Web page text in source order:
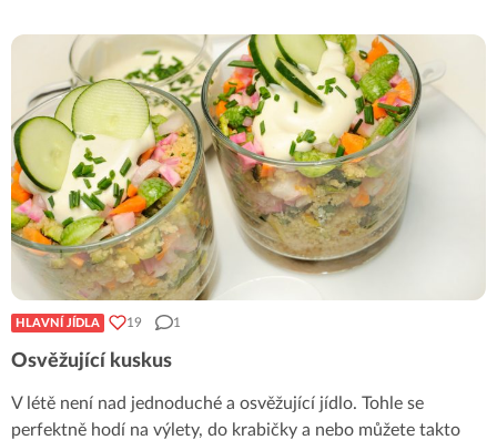
HLAVNÍ JÍDLA 19 1
Osvěžující kuskus
V létě není nad jednoduché a osvěžující jídlo. Tohle se
perfektně hodí na výlety, do krabičky a nebo můžete takto